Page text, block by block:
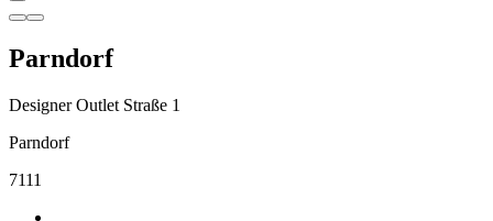
Parndorf
Designer Outlet Straße 1
Parndorf
7111